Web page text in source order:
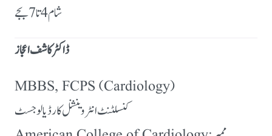
شام 4 تا 7 بجے
ڈاکٹر کاشف اعجاز
MBBS, FCPS (Cardiology)
کنسلٹنٹ انٹروینشنل کارڈیالوجسٹ